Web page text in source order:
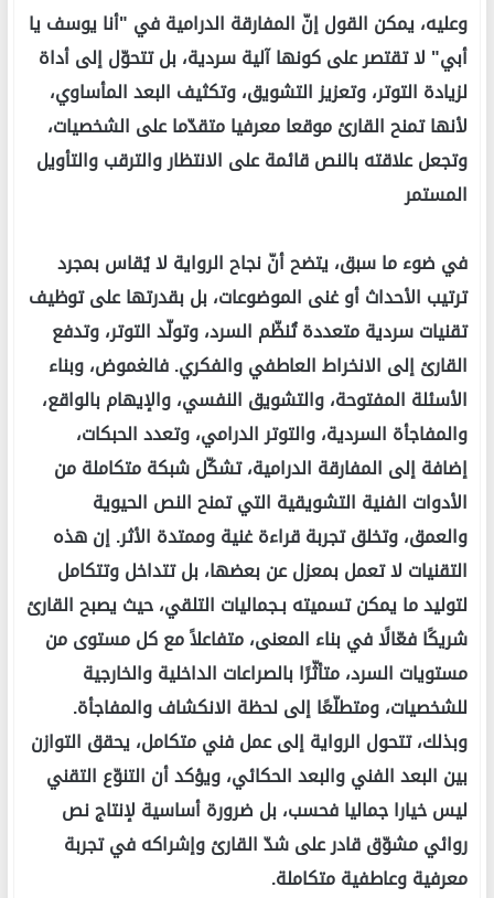
وعليه، يمكن القول إنّ المفارقة الدرامية في "أنا يوسف يا
أبي" لا تقتصر على كونها آلية سردية، بل تتحوّل إلى أداة
لزيادة التوتر، وتعزيز التشويق، وتكثيف البعد المأساوي،
لأنها تمنح القارئ موقعا معرفيا متقدّما على الشخصيات،
وتجعل علاقته بالنص قائمة على الانتظار والترقب والتأويل
المستمر
في ضوء ما سبق، يتضح أنّ نجاح الرواية لا يُقاس بمجرد
ترتيب الأحداث أو غنى الموضوعات، بل بقدرتها على توظيف
تقنيات سردية متعددة تُنظّم السرد، وتولّد التوتر، وتدفع
القارئ إلى الانخراط العاطفي والفكري. فالغموض، وبناء
الأسئلة المفتوحة، والتشويق النفسي، والإيهام بالواقع،
والمفاجأة السردية، والتوتر الدرامي، وتعدد الحبكات،
إضافة إلى المفارقة الدرامية، تشكّل شبكة متكاملة من
الأدوات الفنية التشويقية التي تمنح النص الحيوية
والعمق، وتخلق تجربة قراءة غنية وممتدة الأثر. إن هذه
التقنيات لا تعمل بمعزل عن بعضها، بل تتداخل وتتكامل
لتوليد ما يمكن تسميته بـجماليات التلقي، حيث يصبح القارئ
شريكًا فعّالًا في بناء المعنى، متفاعلاً مع كل مستوى من
مستويات السرد، متأثّرًا بالصراعات الداخلية والخارجية
للشخصيات، ومتطلّعًا إلى لحظة الانكشاف والمفاجأة.
وبذلك، تتحول الرواية إلى عمل فني متكامل، يحقق التوازن
بين البعد الفني والبعد الحكائي، ويؤكد أن التنوّع التقني
ليس خيارا جماليا فحسب، بل ضرورة أساسية لإنتاج نص
روائي مشوّق قادر على شدّ القارئ وإشراكه في تجربة
معرفية وعاطفية متكاملة.